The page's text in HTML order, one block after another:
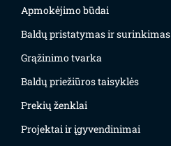
Apmokėjimo būdai
Baldų pristatymas ir surinkimas
Grąžinimo tvarka
Baldų priežiūros taisyklės
Prekių ženklai
Projektai ir įgyvendinimai